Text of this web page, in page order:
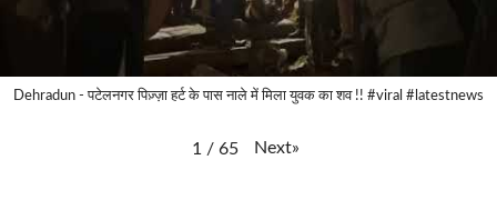
Dehradun - पटेलनगर पिज़्ज़ा हर्ट के पास नाले में मिला युवक का शव !! #viral #latestnews
1 / 65 Next»